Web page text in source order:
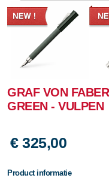
GRAF VON
GREEN - VULPEN
€ 325,00
Product informatie